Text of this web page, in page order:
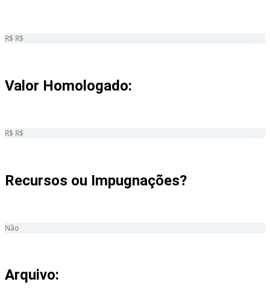
R$ R$
Valor Homologado: ​
R$ R$
Recursos ou Impugnações? ​
Não
Arquivo: